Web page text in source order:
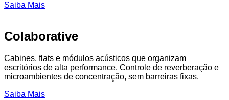
Saiba Mais
Colaborative
Cabines, flats e módulos acústicos que organizam
escritórios de alta performance. Controle de reverberação e
microambientes de concentração, sem barreiras fixas.
Saiba Mais